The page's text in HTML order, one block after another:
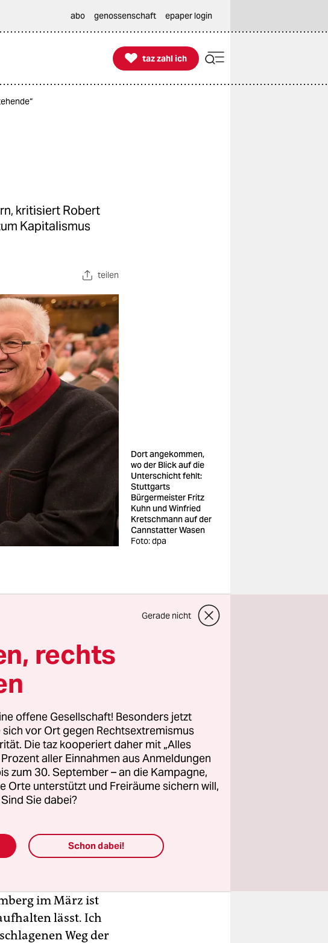
abo genossenschaft epaper login

taz zahl ich
taz zahl ich
kritisiert Robert
Kapitalismus
teilen
Dort angekommen,
wo der Blick auf die
Unterschicht fehlt:
Stuttgarts
Bürgermeister Fritz
Kuhn und Winfried
Kretschmann auf der
Cannstatter Wasen
Foto: dpa
Grünen
Irgendwann
ein Jahrzehnt
für eine
Politik zu
das unmöglich
in der Partei eine
im März ist
lässt. Ich
Weg der
Gerade nicht
rechts
offene Gesellschaft! Besonders jetzt
vor Ort gegen Rechtsextremismus
Die taz kooperiert daher mit „Alles
aller Einnahmen aus Anmeldungen
zum 30. September – an die Kampagne,
Orte unterstützt und Freiräume sichern will,
Sie dabei?
Schon dabei!